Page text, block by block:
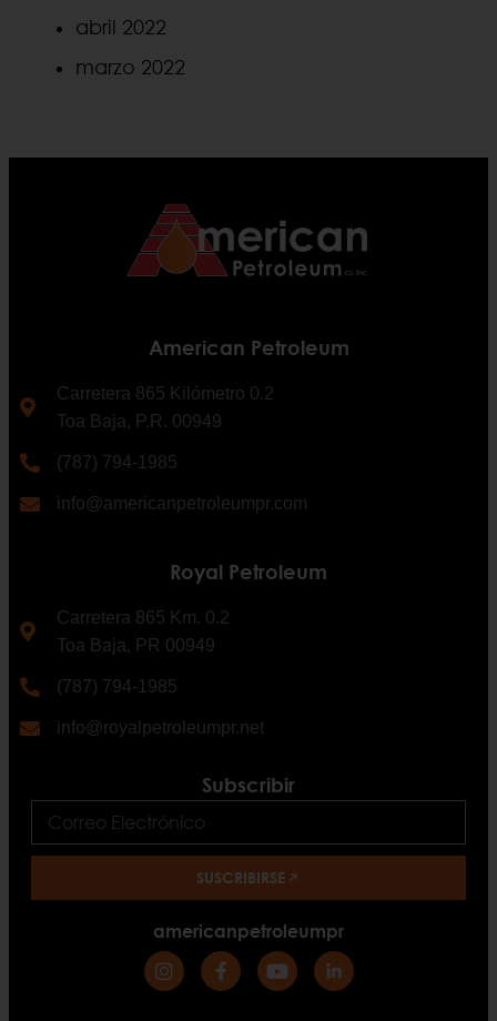
abril 2022
marzo 2022
American Petroleum
Carretera 865 Kilómetro 0.2
Toa Baja, P.R. 00949
(787) 794-1985
info@americanpetroleumpr.com
Royal Petroleum
Carretera 865 Km. 0.2
Toa Baja, PR 00949
(787) 794-1985
info@royalpetroleumpr.net
Subscribir
SUSCRIBIRSE
americanpetroleumpr